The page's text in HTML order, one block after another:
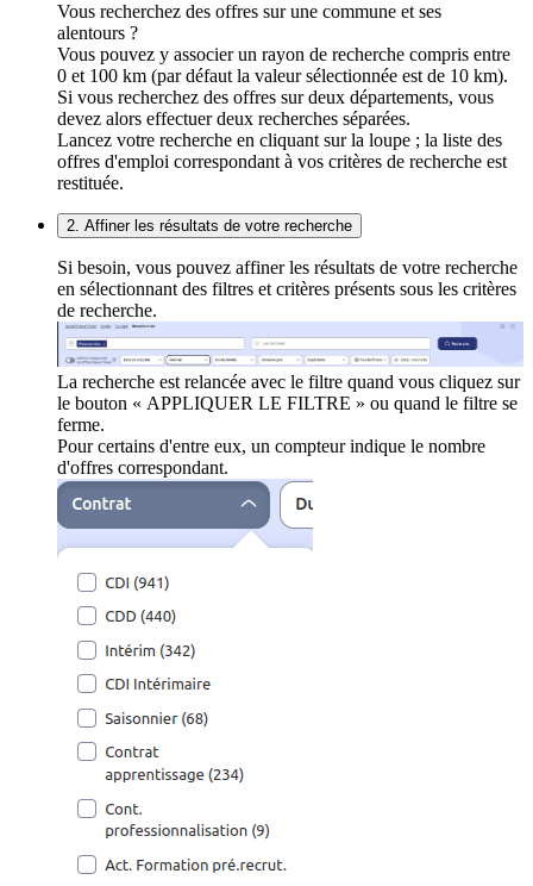
Vous recherchez des offres sur une commune et ses
alentours ?
Vous pouvez y associer un rayon de recherche compris entre
0 et 100 km (par défaut la valeur sélectionnée est de 10 km).
Si vous recherchez des offres sur deux départements, vous
devez alors effectuer deux recherches séparées.
Lancez votre recherche en cliquant sur la loupe ; la liste des
offres d'emploi correspondant à vos critères de recherche est
restituée.
2. Affiner les résultats de votre recherche
Si besoin, vous pouvez affiner les résultats de votre recherche
en sélectionnant des filtres et critères présents sous les critères
de recherche.
La recherche est relancée avec le filtre quand vous cliquez sur
le bouton « APPLIQUER LE FILTRE » ou quand le filtre se
ferme.
Pour certains d'entre eux, un compteur indique le nombre
d'offres correspondant.